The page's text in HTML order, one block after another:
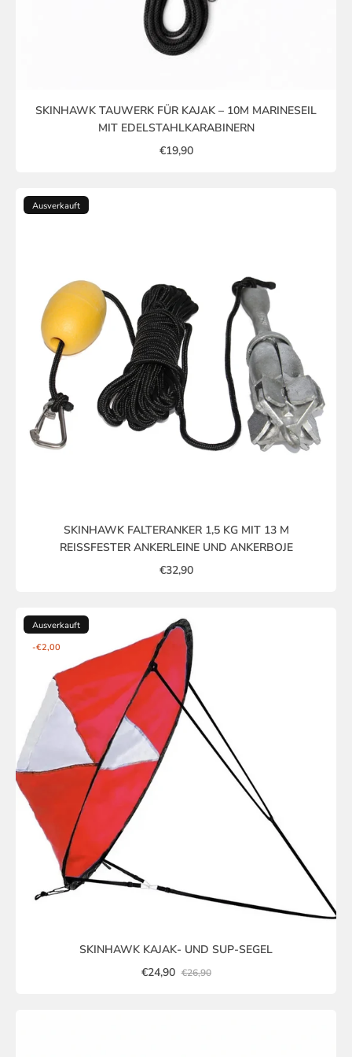
SKINHAWK TAUWERK FÜR KAJAK – 10M MARINESEIL
MIT EDELSTAHLKARABINERN
€19,90
Ausverkauft
SKINHAWK FALTERANKER 1,5 KG MIT 13 M
REISSFESTER ANKERLEINE UND ANKERBOJE
€32,90
Ausverkauft
-€2,00
SKINHAWK KAJAK- UND SUP-SEGEL
€24,90 €26,90